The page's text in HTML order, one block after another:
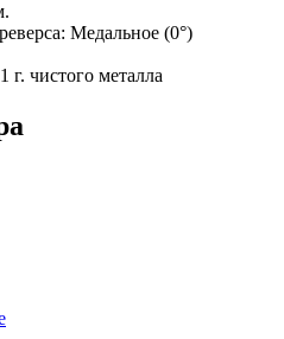
Медальное (0°)
г. чистого металла